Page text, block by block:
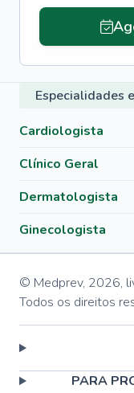
Especialidades
Cardiologista
Clínico Geral
Dermatologista
Ginecologista
© Medprev, 2026,
Todos os direitos
PARA